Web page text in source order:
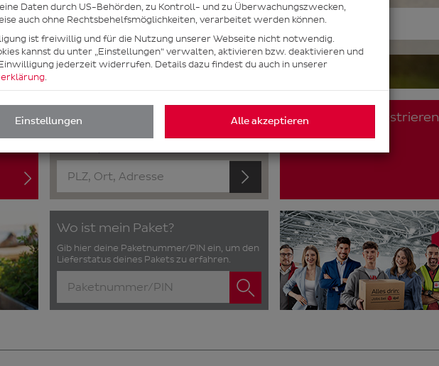
schönen Sommer
Wunschzustellung hinterlegen
Nächster Pickup Standort
Gib hier deine Adresse ein, um die nächsten
Anmelden / Registrieren
Wo ist mein Paket?
Gib hier deine Paketnummer/PIN ein, um den
Lieferstatus deines Pakets zu erfahren.
Daten durch US-Behörden, zu Kontroll- und zu Überwachungszwecken,
auch ohne Rechtsbehelfsmöglichkeiten, verarbeitet werden können.
ist freiwillig und für die Nutzung unserer Webseite nicht notwendig.
kannst du unter „Einstellungen“ verwalten, aktivieren bzw. deaktivieren und
jederzeit widerrufen. Details dazu findest du auch in unserer
Einstellungen Alle akzeptieren